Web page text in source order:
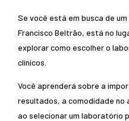
Se você está em busca de
Francisco Beltrão, está no
explorar como escolher o
clínicos.
Você aprenderá sobre a
resultados, a comodidade no
ao selecionar um laboratório